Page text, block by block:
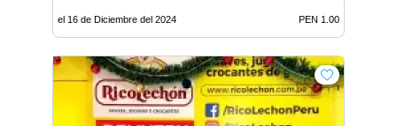
el 16 de Diciembre del 2024 PEN 1.00